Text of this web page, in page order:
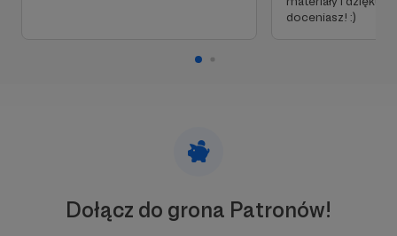
doceniasz! :)
Dołącz do grona Patronów!